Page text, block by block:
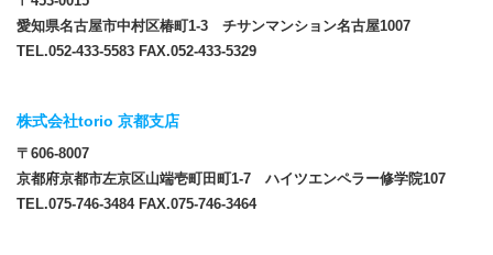
愛知県名古屋市中村区椿町1-3 チサンマンション名古屋1007
TEL.052-433-5583 FAX.052-433-5329
株式会社torio 京都支店
〒606-8007
京都府京都市左京区山端壱町田町1-7 ハイツエンペラー修学院107
TEL.075-746-3484 FAX.075-746-3464